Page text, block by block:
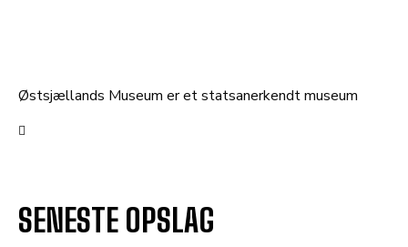
Østsjællands Museum er et statsanerkendt museum
SENESTE OPSLAG